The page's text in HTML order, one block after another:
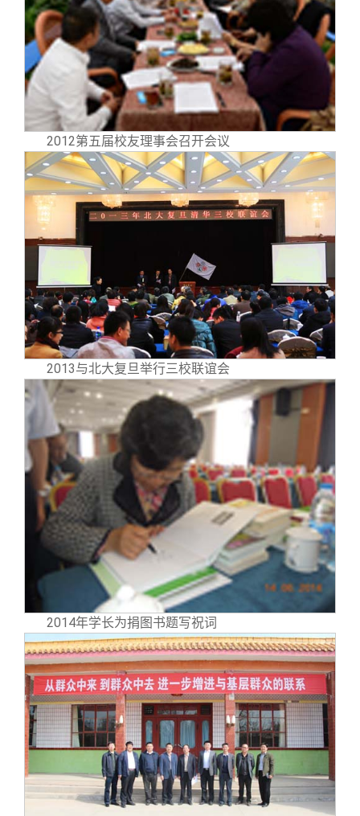
2012第五届校友理事会召开会议
2013与北大复旦举行三校联谊会
2014年学长为捐图书题写祝词